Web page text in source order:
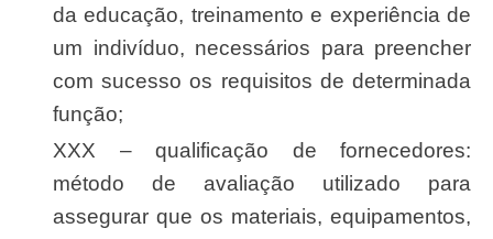
da educação, treinamento e experiência de
um indivíduo, necessários para preencher
com sucesso os requisitos de determinada
função;
XXX – qualificação de fornecedores:
método de avaliação utilizado para
assegurar que os materiais, equipamentos,